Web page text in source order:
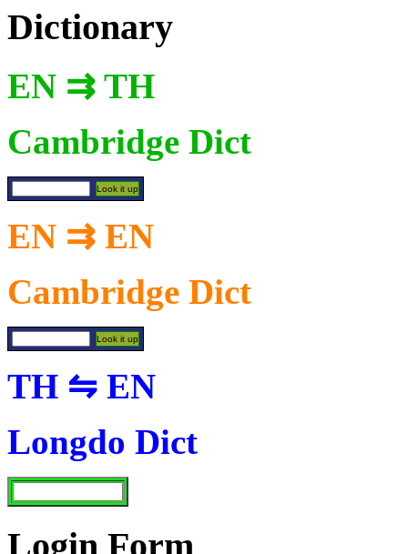
Dictionary
EN ⇉ TH
Cambridge Dict
EN ⇉ EN
Cambridge Dict
TH ⇋ EN
Longdo Dict
Login Form